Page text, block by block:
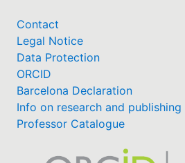
Contact
Legal Notice
Data Protection
ORCID
Barcelona Declaration
Info on research and publishing
Professor Catalogue